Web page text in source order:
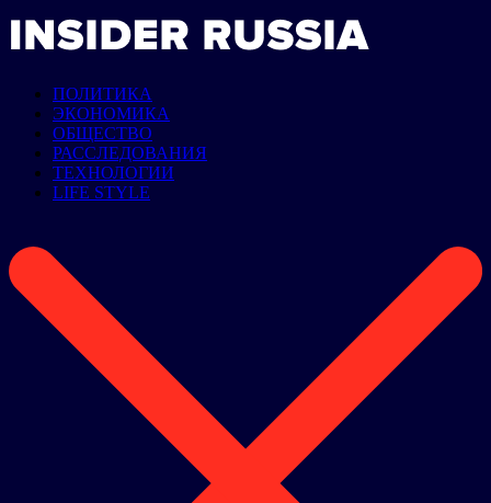
ПОЛИТИКА
ЭКОНОМИКА
ОБЩЕСТВО
РАССЛЕДОВАНИЯ
ТЕХНОЛОГИИ
LIFE STYLE